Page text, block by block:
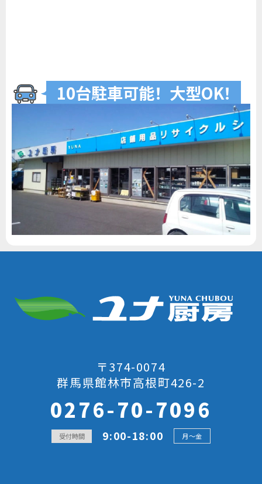
10台駐車可能！ 大型OK！
〒374-0074
群馬県館林市高根町426-2
0276-70-7096
受付時間 9:00-18:00 月～金